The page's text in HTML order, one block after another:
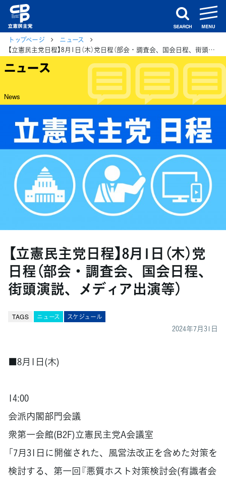
search
トップページ
ニュース
【立憲民主党日程】8月1日（木）党日程（部会・調査会、国会日程、街頭演説、メディア出演等）
ニュース
News
【立憲民主党日程】8月1日（木）党
日程（部会・調査会、国会日程、
街頭演説、メディア出演等）
TAGS ニュース スケジュール
2024年7月31日
■8月1日(木)
14:00
会派内閣部門会議
衆第一会館(B2F)立憲民主党A会議室
「7月31日に開催された、風営法改正を含めた対策を
検討する、第一回『悪質ホスト対策検討会(有識者会